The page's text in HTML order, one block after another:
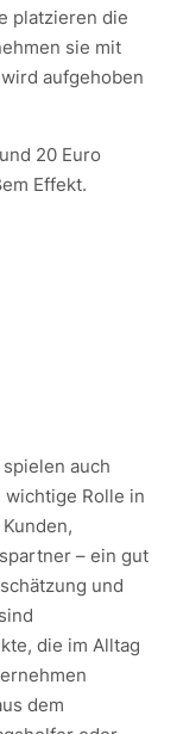
platzieren die
sie mit
aufgehoben
20 Euro
Effekt.
auch
Rolle in
– ein gut
und
die im Alltag
dem